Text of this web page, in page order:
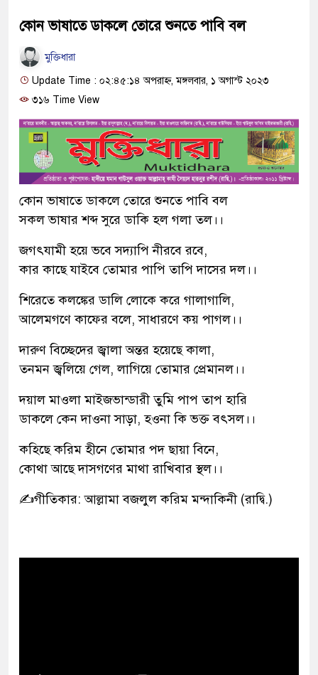
কোন ভাষাতে ডাকলে তোরে শুনতে পাবি বল
মুক্তিধারা
Update Time : ০২:৪৫:১৪ অপরাহ্ন, মঙ্গলবার, ১ অগাস্ট ২০২৩
৩১৬ Time View
কোন ভাষাতে ডাকলে তোরে শুনতে পাবি বল
সকল ভাষার শব্দ সুরে ডাকি হল গলা তল।।
জগৎযামী হয়ে ভবে সদ্যাপি নীরবে রবে,
কার কাছে যাইবে তোমার পাপি তাপি দাসের দল।।
শিরেতে কলঙ্কের ডালি লোকে করে গালাগালি,
আলেমগণে কাফের বলে, সাধারণে কয় পাগল।।
দারুণ বিচ্ছেদের জ্বালা অন্তর হয়েছে কালা,
তনমন জ্বলিয়ে গেল, লাগিয়ে তোমার প্রেমানল।।
দয়াল মাওলা মাইজভান্ডারী তুমি পাপ তাপ হারি
ডাকলে কেন দাওনা সাড়া, হওনা কি ভক্ত বৎসল।।
কহিছে করিম হীনে তোমার পদ ছায়া বিনে,
কোথা আছে দাসগণের মাথা রাখিবার স্থল।।
✍️গীতিকার: আল্লামা বজলুল করিম মন্দাকিনী (রাদ্বি.)